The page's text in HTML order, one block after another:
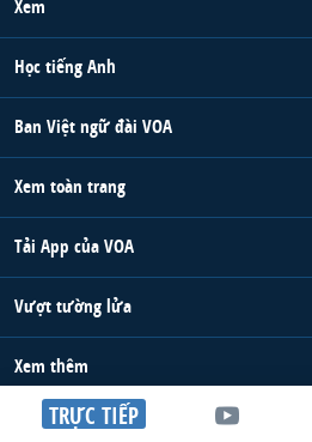
TRỰC TIẾP
Xem
Học tiếng Anh
Ban Việt ngữ đài VOA
Xem toàn trang
Tải App của VOA
Vượt tường lửa
Xem thêm